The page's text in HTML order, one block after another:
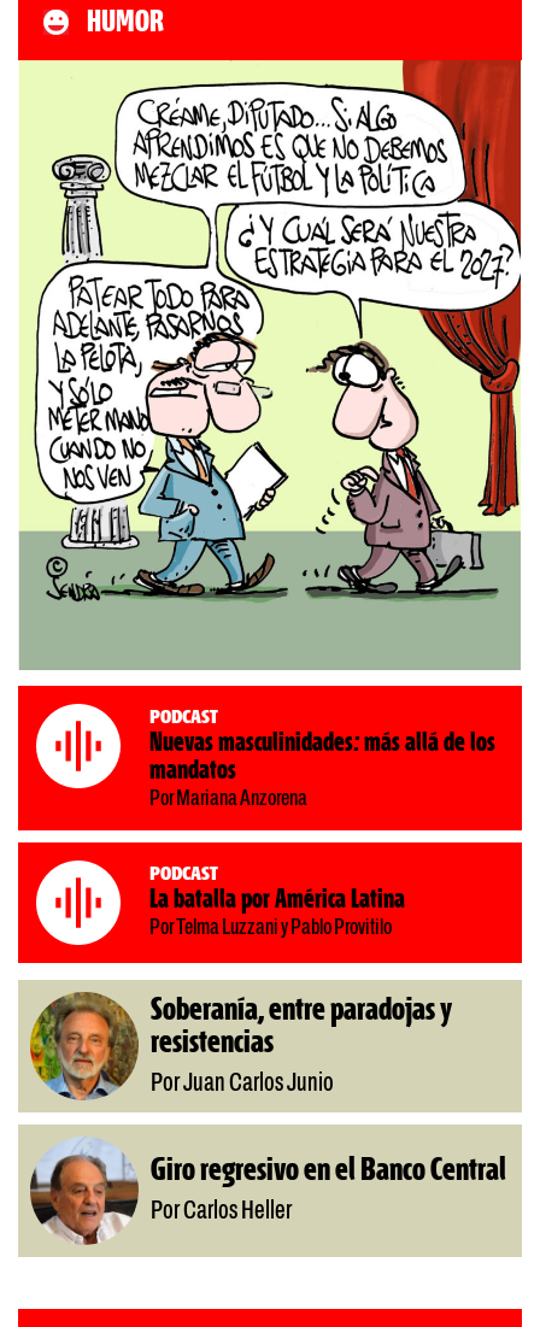
HUMOR
Podcast
Nuevas masculinidades: más allá de los
mandatos
Por Mariana Anzorena
Podcast
La batalla por América Latina
Por Telma Luzzani y Pablo Provitilo
Soberanía, entre paradojas y
resistencias
Por Juan Carlos Junio
Giro regresivo en el Banco Central
Por Carlos Heller